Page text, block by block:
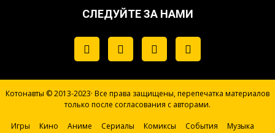
СЛЕДУЙТЕ ЗА НАМИ
Котонавты © 2013-2023· Все права защищены, перепечатка материалов
только после согласования с авторами.
Игры Кино Аниме Сериалы Комиксы События Музыка